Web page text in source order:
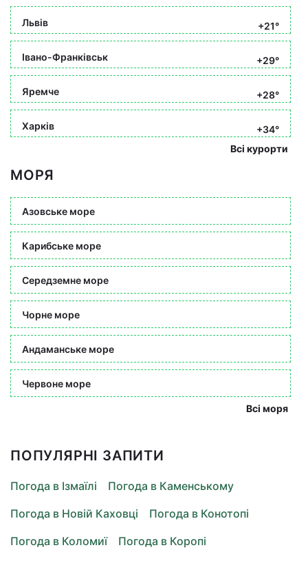
Львів +21°
Івано-Франківськ +29°
Яремче +28°
Харків
+34°
Всі курорти
МОРЯ
Азовське море
Карибське море
Середземне море
Чорне море
Андаманське море
Червоне море
Всі моря
ПОПУЛЯРНІ ЗАПИТИ
Погода в Ізмаїлі
Погода в Каменському
Погода в Новій Каховці
Погода в Конотопі
Погода в Коломиї
Погода в Коропі